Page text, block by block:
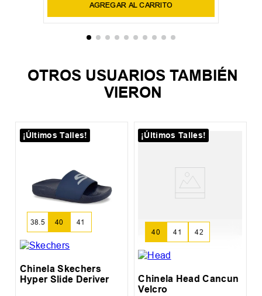
AGREGAR AL CARRITO
OTROS USUARIOS TAMBIÉN
VIERON
¡Últimos Talles!
38.5 40 41
Chinela Skechers
Hyper Slide Deriver
¡Últimos Talles!
40 41 42
Chinela Head Cancun
Velcro